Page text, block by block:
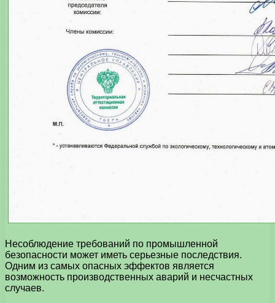
Несоблюдение требований по промышленной
безопасности может иметь серьезные последствия.
Одним из самых опасных эффектов является
возможность производственных аварий и несчастных
случаев.